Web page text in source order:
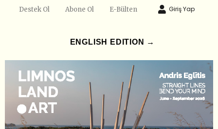
Destek Ol Abone Ol E-Bülten Giriş Yap
ENGLISH EDITION →